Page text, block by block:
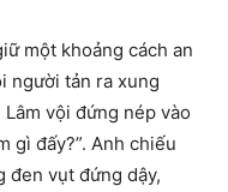
một khoảng cách an
người tản ra xung
vội đứng nép vào
gì đấy?”. Anh chiếu
đen vụt đứng dậy,